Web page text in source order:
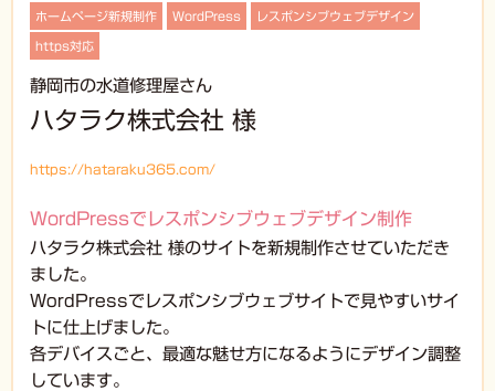
ホームページ新規制作 WordPress レスポンシブウェブデザイン
https対応
静岡市の水道修理屋さん
ハタラク株式会社 様
https://hataraku365.com/
WordPressでレスポンシブウェブデザイン制作
ハタラク株式会社 様のサイトを新規制作させていただき
ました。
WordPressでレスポンシブウェブサイトで見やすいサイ
トに仕上げました。
各デバイスごと、最適な魅せ方になるようにデザイン調整
しています。